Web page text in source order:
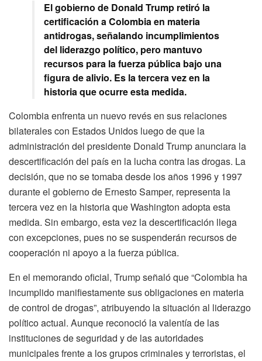
El gobierno de Donald Trump retiró la
certificación a Colombia en materia
antidrogas, señalando incumplimientos
del liderazgo político, pero mantuvo
recursos para la fuerza pública bajo una
figura de alivio. Es la tercera vez en la
historia que ocurre esta medida.
Colombia enfrenta un nuevo revés en sus relaciones
bilaterales con Estados Unidos luego de que la
administración del presidente Donald Trump anunciara la
descertificación del país en la lucha contra las drogas. La
decisión, que no se tomaba desde los años 1996 y 1997
durante el gobierno de Ernesto Samper, representa la
tercera vez en la historia que Washington adopta esta
medida. Sin embargo, esta vez la descertificación llega
con excepciones, pues no se suspenderán recursos de
cooperación ni apoyo a la fuerza pública.
En el memorando oficial, Trump señaló que “Colombia ha
incumplido manifiestamente sus obligaciones en materia
de control de drogas”, atribuyendo la situación al liderazgo
político actual. Aunque reconoció la valentía de las
instituciones de seguridad y de las autoridades
municipales frente a los grupos criminales y terroristas, el